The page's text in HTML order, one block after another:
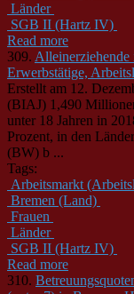
Länder
SGB II (Hartz IV)
Read more
309. Alleinerziehende
Erwerbstätige,
Erstellt am 12.
(BIAJ) 1,490
unter 18 Jahren in
Prozent, in den Länder
(BW) b ...
Tags:
Arbeitsmarkt
Bremen (Land)
Frauen
Länder
SGB II (Hartz IV)
Read more
310.